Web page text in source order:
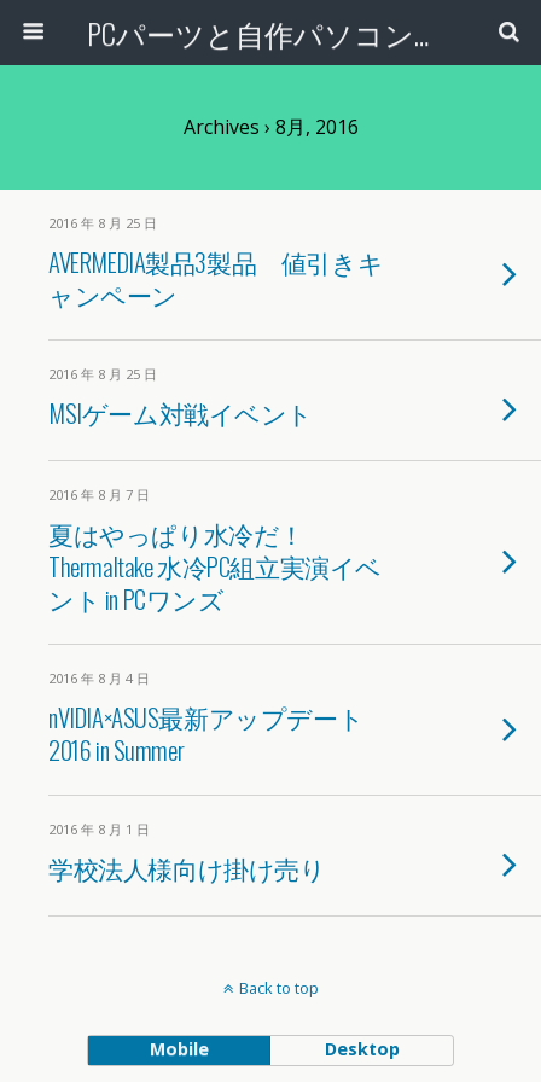
PCパーツと自作パソコン・組み立てパソコンの専門店 | PCワンズ
Archives › 8月, 2016
2016 年 8 月 25 日
AVERMEDIA製品3製品 値引きキ
ャンペーン
2016 年 8 月 25 日
MSIゲーム対戦イベント
2016 年 8 月 7 日
夏はやっぱり水冷だ！
Thermaltake 水冷PC組立実演イベ
ント in PCワンズ
2016 年 8 月 4 日
nVIDIA×ASUS最新アップデート
2016 in Summer
2016 年 8 月 1 日
学校法人様向け掛け売り
Back to top
Mobile Desktop